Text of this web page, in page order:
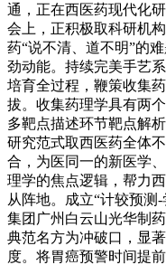
通，正在西医药现代化
会上，正积极取科研机
药“说不清、道不明”的
劲动能。持续完美手艺
培育全过程，鞭策收集
拔。收集药理学具有两
多靶点描述环节靶点解
研究范式取西医药全体
合，为医同一的新医学
理学的焦点逻辑，帮力
从阵地。成立“计较预测
集团广州白云山光华制
典范名方为冲破口，显
度。将胃癌预警时间提